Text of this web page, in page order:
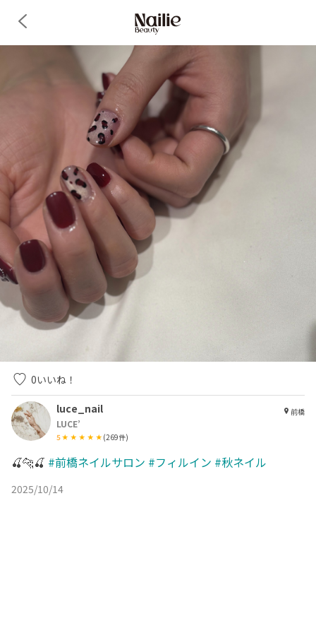
0いいね！
luce_nail
LUCE’
5 (269件)
前橋
🍒🐆🍒 #前橋ネイルサロン #フィルイン #秋ネイル
2025/10/14